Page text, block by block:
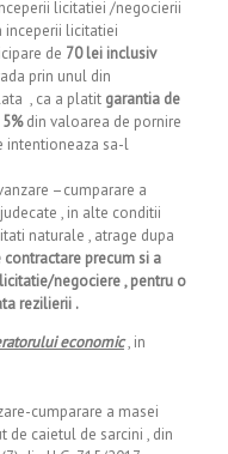
licitatiei /negocierii
inceperii licitatiei
de 70 lei inclusiv
prin unul din
, ca a platit garantia de
din valoarea de pornire
intentioneaza sa-l
–cumparare a
, in alte conditii
naturale , atrage dupa
precum si a
negociere , pentru o
rezilierii .
economic, in
cumparare a masei
de caietul de sarcini , din